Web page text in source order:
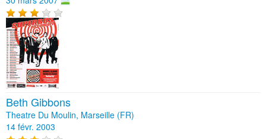
Beth Gibbons
Theatre Du Moulin, Marseille (FR)
14 févr. 2003